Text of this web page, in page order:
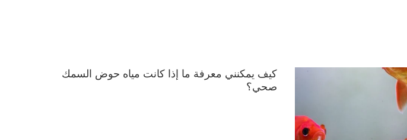
كيف يمكنني معرفة ما إذا كانت مياه حوض السمك
صحي؟